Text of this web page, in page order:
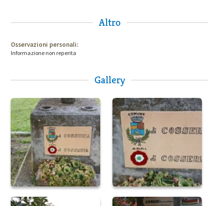
Altro
Osservazioni personali:
Informazione non reperita
Gallery